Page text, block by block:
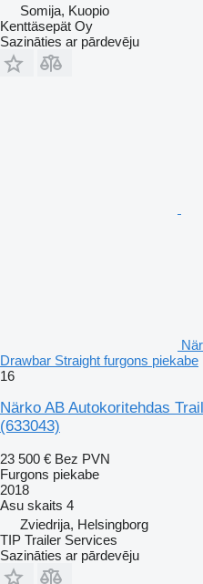
Somija, Kuopio
Kenttäsepät Oy
Sazināties ar pārdevēju
Drawbar Straight furgons piekabe
16
Närko AB Autokoritehdas
(633043)
23 500 € Bez PVN
Furgons piekabe
2018
Asu skaits 4
Zviedrija, Helsingborg
TIP Trailer Services
Sazināties ar pārdevēju